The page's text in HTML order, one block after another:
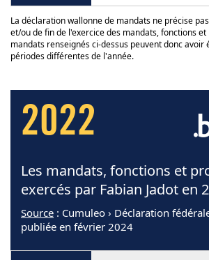
La déclaration wallonne de mandats ne précise
et/ou de fin de l'exercice des mandats, fonctions et
mandats renseignés ci-dessus peuvent donc avoir
périodes différentes de l'année.
2022
Les mandats, fonctions et
exercés par Fabian Jadot en
Source : Cumuleo › Déclaration
publiée en février 2024